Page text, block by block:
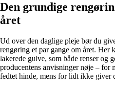
Den grundige
året
Ud over den daglige pleje bør du
rengøring et par gange om året. Her
lakerede gulve, som både renser og
producentens anvisninger nøje – for
fedtet hinde, mens for lidt ikke giver